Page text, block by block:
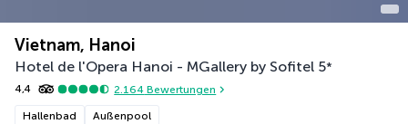
Vietnam, Hanoi
Hotel de l'Opera Hanoi - MGallery by Sofitel 5*
4,4 2.164 Bewertungen
Hallenbad Außenpool